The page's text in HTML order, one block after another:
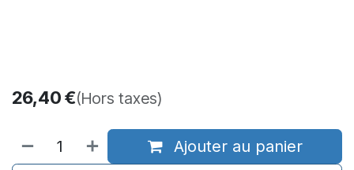
26,40€(Hors taxes)
Ajouter au panier